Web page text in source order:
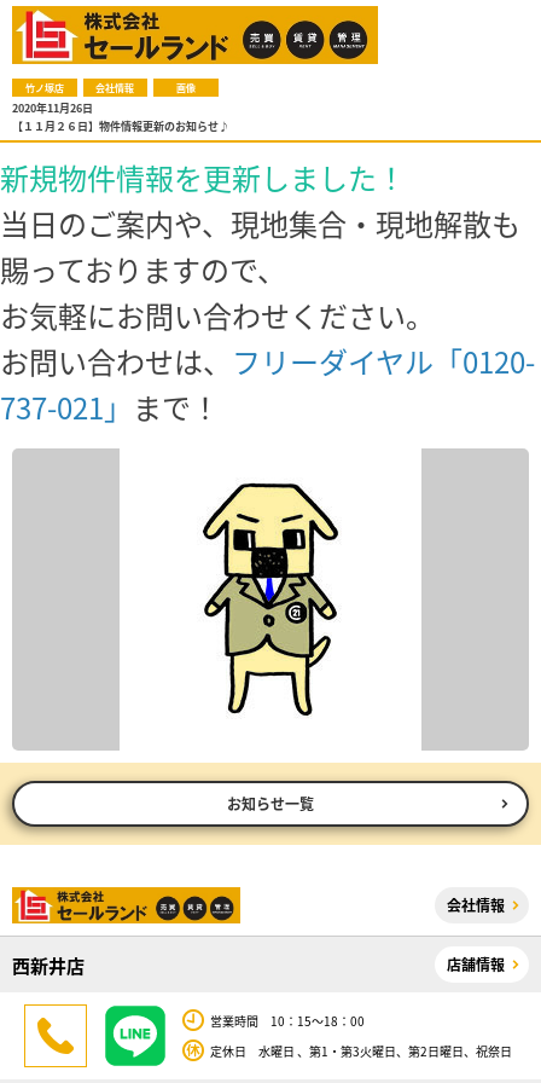
竹ノ塚店 会社情報 画像
2020年11月26日
【１１月２６日】物件情報更新のお知らせ♪
新規物件情報を更新しました！
当日のご案内や、現地集合・現地解散も
賜っておりますので、
お気軽にお問い合わせください。
お問い合わせは、 フリーダイヤル「0120-
737-021」 まで！
お知らせ一覧
会社情報
西新井店 店舗情報
営業時間 10：15～18：00
定休日 水曜日 、第1・第3火曜日、第2日曜日、祝祭日